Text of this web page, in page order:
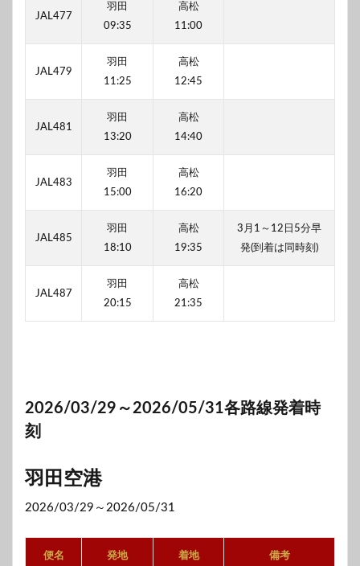
JAL477
羽田
09:35
高松
11:00
JAL479
羽田
11:25
高松
12:45
JAL481
羽田
13:20
高松
14:40
JAL483
羽田
15:00
高松
16:20
JAL485
羽田
18:10
高松
19:35
3月1～12日5分早
発(到着は同時刻)
JAL487
羽田
20:15
高松
21:35
2026/03/29～2026/05/31各路線発着時
刻
羽田空港
2026/03/29～2026/05/31
便名 発地 着地 備考